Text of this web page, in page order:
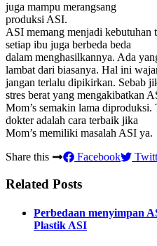
juga mampu merangsang
produksi ASI.
ASI memang menjadi kebutuhan
setiap ibu juga berbeda beda
dalam menghasilkannya. Ada
lambat dari biasanya. Hal ini
jangan terlalu dipikirkan. Sebab
stres berat yang mengakibatkan
Mom’s semakin lama
dokter adalah cara terbaik jika
Mom’s memiliki masalah ASI ya.
Share this
Facebook
Related Posts
Perbedaan menyimpan
Plastik ASI